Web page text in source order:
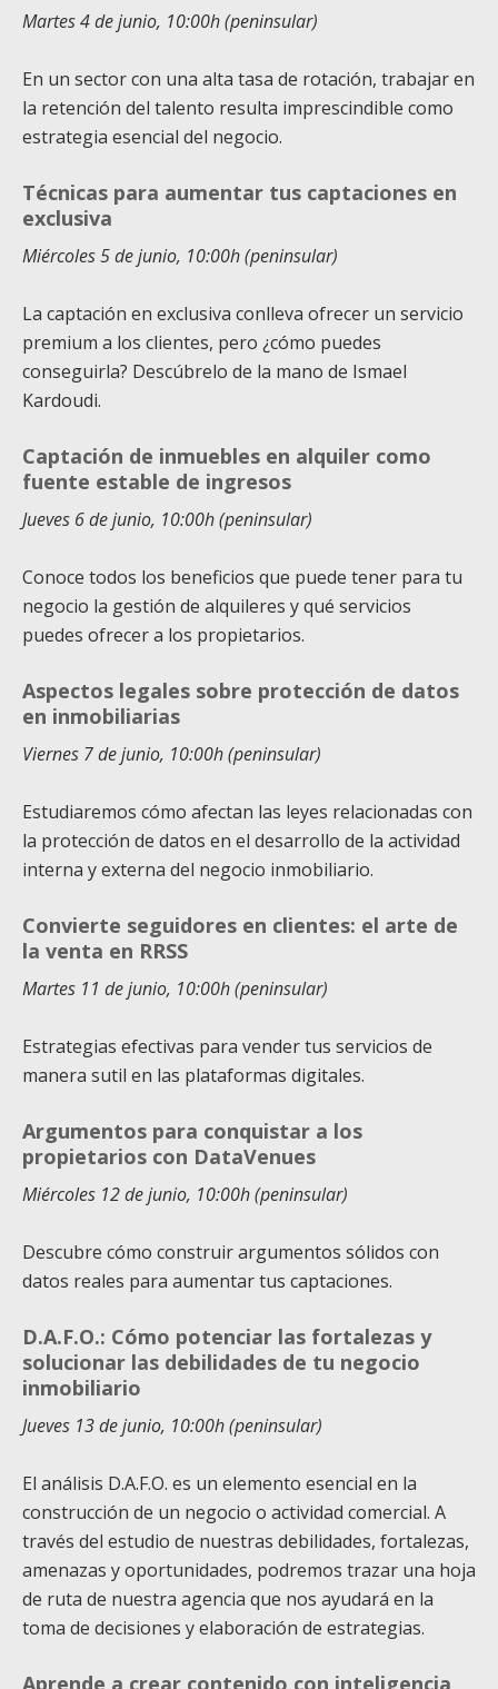
Martes 4 de junio, 10:00h (peninsular)
En un sector con una alta tasa de rotación, trabajar en
la retención del talento resulta imprescindible como
estrategia esencial del negocio.
Técnicas para aumentar tus captaciones en
exclusiva
Miércoles 5 de junio, 10:00h (peninsular)
La captación en exclusiva conlleva ofrecer un servicio
premium a los clientes, pero ¿cómo puedes
conseguirla? Descúbrelo de la mano de Ismael
Kardoudi.
Captación de inmuebles en alquiler como
fuente estable de ingresos
Jueves 6 de junio, 10:00h (peninsular)
Conoce todos los beneficios que puede tener para tu
negocio la gestión de alquileres y qué servicios
puedes ofrecer a los propietarios.
Aspectos legales sobre protección de datos
en inmobiliarias
Viernes 7 de junio, 10:00h (peninsular)
Estudiaremos cómo afectan las leyes relacionadas con
la protección de datos en el desarrollo de la actividad
interna y externa del negocio inmobiliario.
Convierte seguidores en clientes: el arte de
la venta en RRSS
Martes 11 de junio, 10:00h (peninsular)
Estrategias efectivas para vender tus servicios de
manera sutil en las plataformas digitales.
Argumentos para conquistar a los
propietarios con DataVenues
Miércoles 12 de junio, 10:00h (peninsular)
Descubre cómo construir argumentos sólidos con
datos reales para aumentar tus captaciones.
D.A.F.O.: Cómo potenciar las fortalezas y
solucionar las debilidades de tu negocio
inmobiliario
Jueves 13 de junio, 10:00h (peninsular)
El análisis D.A.F.O. es un elemento esencial en la
construcción de un negocio o actividad comercial. A
través del estudio de nuestras debilidades, fortalezas,
amenazas y oportunidades, podremos trazar una hoja
de ruta de nuestra agencia que nos ayudará en la
toma de decisiones y elaboración de estrategias.